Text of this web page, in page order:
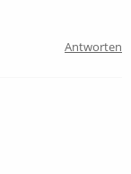
Antworten